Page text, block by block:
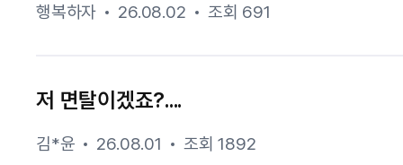
행복하자 26.08.02 조회 691
저 면탈이겠죠?....
김*윤 26.08.01 조회 1892